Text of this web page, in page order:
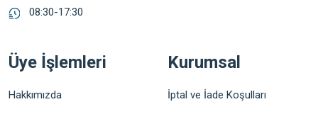
08:30-17:30
Üye İşlemleri
Hakkımızda
Kurumsal
İptal ve İade Koşulları